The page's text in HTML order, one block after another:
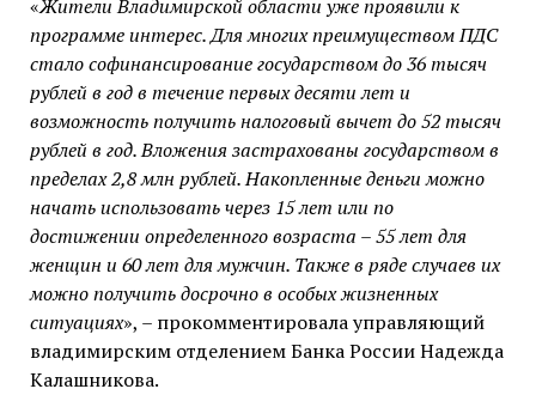
«Жители Владимирской области уже проявили к
программе интерес. Для многих преимуществом ПДС
стало софинансирование государством до 36 тысяч
рублей в год в течение первых десяти лет и
возможность получить налоговый вычет до 52 тысяч
рублей в год. Вложения застрахованы государством в
пределах 2,8 млн рублей. Накопленные деньги можно
начать использовать через 15 лет или по
достижении определенного возраста – 55 лет для
женщин и 60 лет для мужчин. Также в ряде случаев их
можно получить досрочно в особых жизненных
ситуациях», – прокомментировала управляющий
владимирским отделением Банка России Надежда
Калашникова.